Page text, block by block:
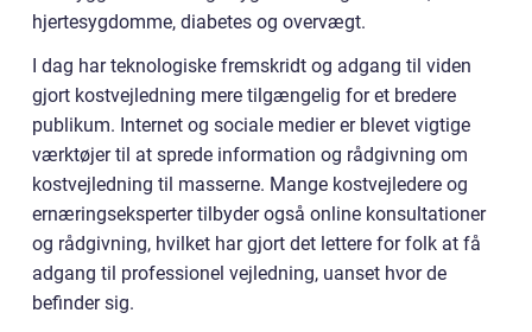
hjertesygdomme, diabetes og overvægt.
I dag har teknologiske fremskridt og adgang til viden
gjort kostvejledning mere tilgængelig for et bredere
publikum. Internet og sociale medier er blevet vigtige
værktøjer til at sprede information og rådgivning om
kostvejledning til masserne. Mange kostvejledere og
ernæringseksperter tilbyder også online konsultationer
og rådgivning, hvilket har gjort det lettere for folk at få
adgang til professionel vejledning, uanset hvor de
befinder sig.